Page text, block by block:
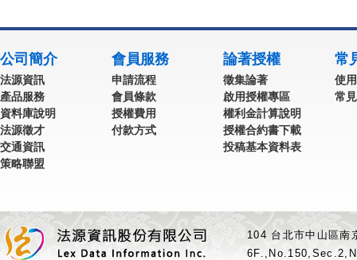
公司簡介
法源資訊
產品服務
資料庫說明
法源徵才
交通資訊
策略聯盟
會員服務
申請流程
會員條款
授權費用
付款方式
論著授權
徵集論著
啟用授權專區
權利金計算說明
授權合約書下載
投稿基本資料表
常
使
常
104 台北市中山區